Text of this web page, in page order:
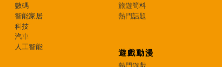
數碼
智能家居
科技
汽車
人工智能
旅遊筍料
熱門話題
遊戲動漫